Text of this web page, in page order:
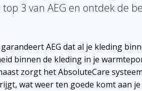
top 3 van AEG en ontdek de
AEG dat al je kleding
binnen de kleding in je
zorgt het AbsoluteCare
wat weer ten goede komt aan je